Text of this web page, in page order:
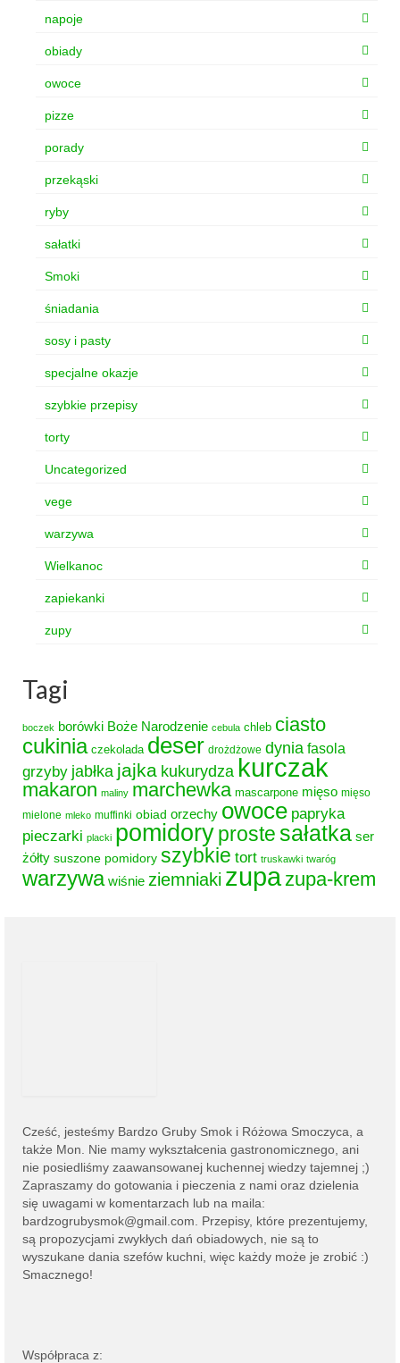
napoje
obiady
owoce
pizze
porady
przekąski
ryby
sałatki
Smoki
śniadania
sosy i pasty
specjalne okazje
szybkie przepisy
torty
Uncategorized
vege
warzywa
Wielkanoc
zapiekanki
zupy
Tagi
boczek borówki Boże Narodzenie cebula chleb ciasto
cukinia czekolada deser drożdżowe dynia fasola
grzyby jabłka jajka kukurydza kurczak
makaron maliny marchewka mascarpone mięso mięso
mielone mleko muffinki obiad orzechy owoce papryka
pieczarki placki pomidoryproste sałatka ser
żółty suszone pomidory szybkie tort truskawki twaróg
warzywa wiśnie ziemniaki zupazupa-krem
Cześć, jesteśmy Bardzo Gruby Smok i Różowa Smoczyca, a
także Mon. Nie mamy wykształcenia gastronomicznego, ani
nie posiedliśmy zaawansowanej kuchennej wiedzy tajemnej ;)
Zapraszamy do gotowania i pieczenia z nami oraz dzielenia
się uwagami w komentarzach lub na maila:
bardzogrubysmok@gmail.com . Przepisy, które prezentujemy,
są propozycjami zwykłych dań obiadowych, nie są to
wyszukane dania szefów kuchni, więc każdy może je zrobić :)
Smacznego!
Współpraca z: